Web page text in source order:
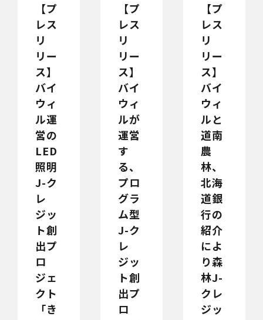
【プ
レス
リ
リー
ス】
バイ
ウィ
ル運
営の
LED
照明
J-ク
レ
ジッ
ト創
出プ
ロ
ジェ
クト
「き
【プ
レス
リ
リー
ス】
バイ
ウィ
ルが
運営
す
る、
プロ
グラ
ム型
J-ク
レ
ジッ
ト創
出プ
ロ
【プ
レス
リ
リー
ス】
バイ
ウィ
ルと
道南
農
林、
北海
道銀
行の
紹介
によ
り森
林J-
クレ
ジッ